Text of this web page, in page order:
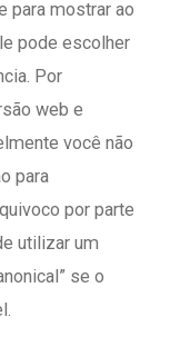
para mostrar ao
pode escolher
Por
web e
você não
para
por parte
utilizar um
se o